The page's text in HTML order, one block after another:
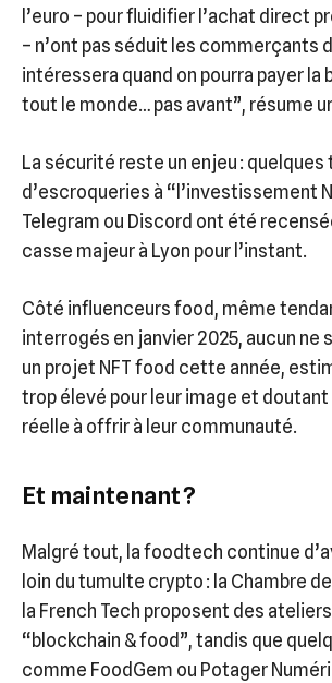
l’euro – pour fluidifier l’achat direct
– n’ont pas séduit les commerçants
intéressera quand on pourra payer la
tout le monde… pas avant”, résume
La sécurité reste un enjeu :
d’escroqueries à “l’investissement
Telegram ou Discord ont été
casse majeur à Lyon pour l’instant.
Côté influenceurs food, même
interrogés en janvier 2025, aucun ne
un projet NFT food cette année,
trop élevé pour leur image et doutant
réelle à offrir à leur communauté.
Et maintenant ?
Malgré tout, la foodtech continue
loin du tumulte crypto : la Chambre
la French Tech proposent des
“blockchain & food”, tandis que
comme FoodGem ou Potager